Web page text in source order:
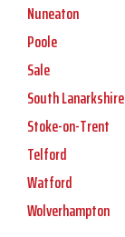
Nuneaton
Poole
Sale
South Lanarkshire
Stoke-on-Trent
Telford
Watford
Wolverhampton